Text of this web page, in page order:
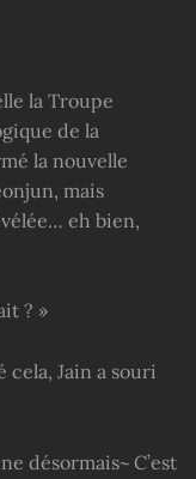
la Troupe
de la
la nouvelle
mais
eh bien,
? »
cela, Jain a souri
désormais~ C’est